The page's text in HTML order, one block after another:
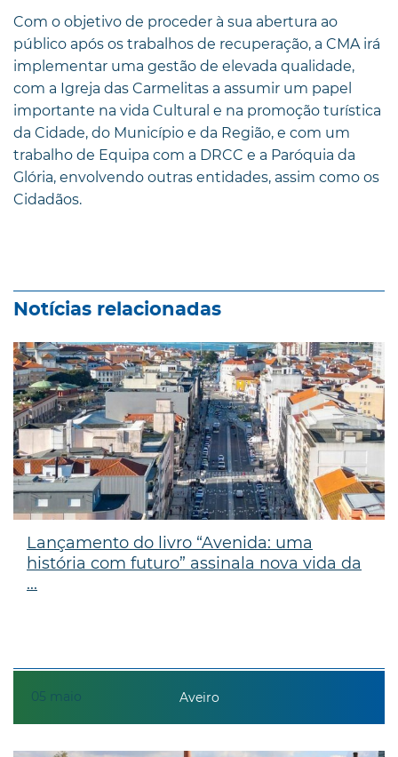
Com o objetivo de proceder à sua abertura ao
público após os trabalhos de recuperação, a CMA irá
implementar uma gestão de elevada qualidade,
com a Igreja das Carmelitas a assumir um papel
importante na vida Cultural e na promoção turística
da Cidade, do Município e da Região, e com um
trabalho de Equipa com a DRCC e a Paróquia da
Glória, envolvendo outras entidades, assim como os
Cidadãos.
Notícias relacionadas
05 maio
Lançamento do livro “Avenida: uma
história com futuro” assinala nova vida da
...
Aveiro